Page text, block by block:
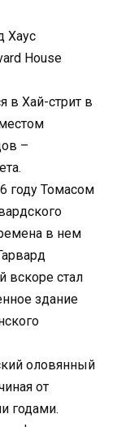
Хаус
House
в Хай-стрит в
–
году Томасом
в нем
вскоре стал
здание
оловянный
от
годами.